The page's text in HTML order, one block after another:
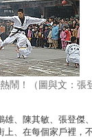
鬧！（圖與文：張
雄、陳其敏、張登傑
上、在每個家戶裡，